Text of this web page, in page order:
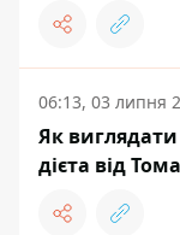
06:13, 03 липня
Як
дієта від